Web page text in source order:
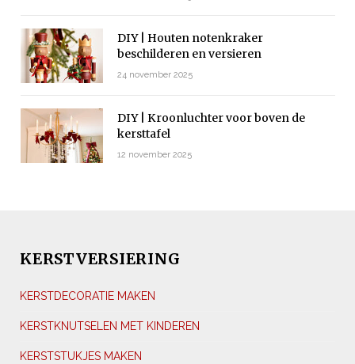
DIY | Houten notenkraker
beschilderen en versieren
24 november 2025
DIY | Kroonluchter voor boven de
kersttafel
12 november 2025
KERSTVERSIERING
KERSTDECORATIE MAKEN
KERSTKNUTSELEN MET KINDEREN
KERSTSTUKJES MAKEN